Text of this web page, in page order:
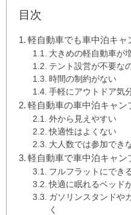
目次
軽自動車でも車中泊キャ
大きめの軽自動車が
テント設営が不要な
時間の制約がない
手軽にアウトドア気
軽自動車の車中泊キャン
外から見えやすい
快適性はよくない
大人数では参加でき
軽自動車で車中泊キャン
フルフラットにでき
快適に眠れるベッド
ガソリンスタンドや
く